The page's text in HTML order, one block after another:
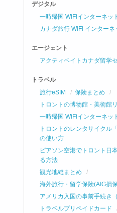
デジタル
一時帰国 WiFiインターネッ
カナダ旅行 WiFi インターネ
エージェント
アクティベイトカナダ留学
トラベル
旅行eSIM
保険まとめ
トロントの博物館・美術館
一時帰国 WiFiインターネッ
トロントのレンタサイクル
の使い方
ピアソン空港でトロント日
る方法
観光地総まとめ
海外旅行・留学保険(AIG損
アメリカ入国の事前手続き
トラベルプリペイドカード